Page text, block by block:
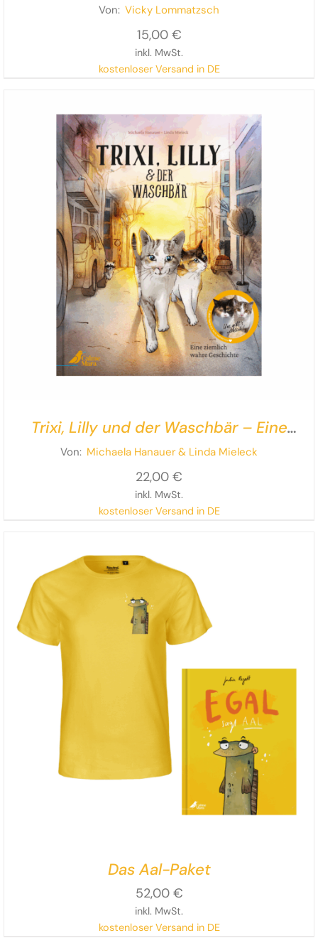
Von: Vicky Lommatzsch
15,00 €
inkl. MwSt.
kostenloser Versand in DE
Trixi, Lilly und der Waschbär – Eine
ziemlich wahre Geschichte
Von: Michaela Hanauer& Linda Mieleck
22,00 €
inkl. MwSt.
kostenloser Versand in DE
Das Aal-Paket
52,00 €
inkl. MwSt.
kostenloser Versand in DE